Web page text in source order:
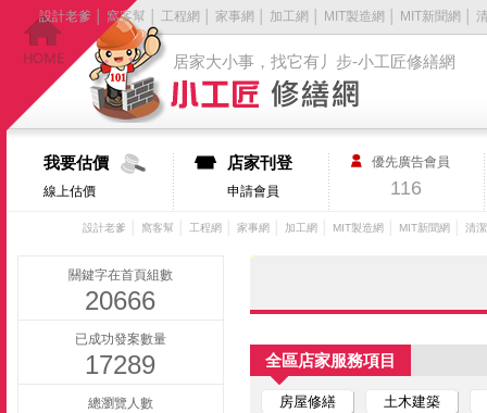
居家大小事，找它有丿步-小工匠修繕網
設計老爹 窩客幫 工程網 家事網 加工網 MIT製造網 MIT新聞網
我要估價
線上估價
店家刊登
申請會員
優先廣告會員
116
設計老爹 窩客幫 工程網 家事網 加工網 MIT製造網 MIT新聞網 清
關鍵字在首頁組數
20666
已成功發案數量
17289
總瀏覽人數
全區店家服務項目
房屋修繕 土木建築